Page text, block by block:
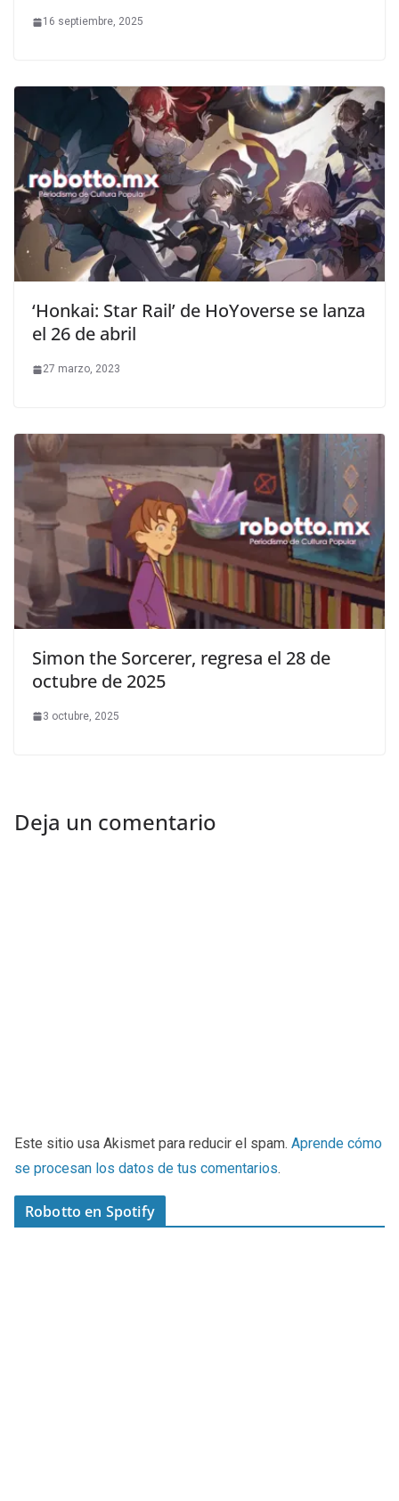
16 septiembre, 2025
‘Honkai: Star Rail’ de HoYoverse se lanza
el 26 de abril
27 marzo, 2023
Simon the Sorcerer, regresa el 28 de
octubre de 2025
3 octubre, 2025
Deja un comentario
Este sitio usa Akismet para reducir el spam. Aprende cómo
se procesan los datos de tus comentarios.
Robotto en Spotify